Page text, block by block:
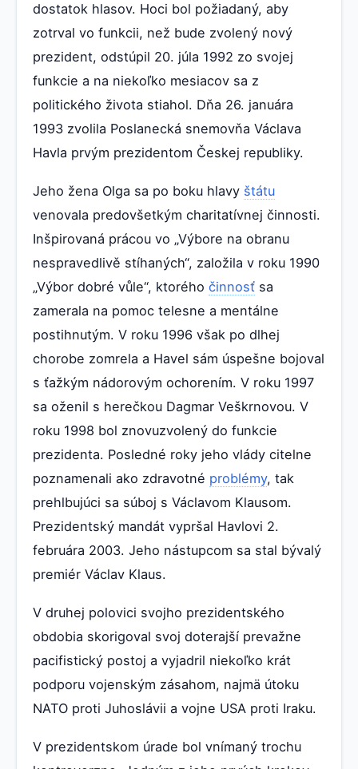
dostatok hlasov. Hoci bol požiadaný, aby
zotrval vo funkcii, než bude zvolený nový
prezident, odstúpil 20. júla 1992 zo svojej
funkcie a na niekoľko mesiacov sa z
politického života stiahol. Dňa 26. januára
1993 zvolila Poslanecká snemovňa Václava
Havla prvým prezidentom Českej republiky.
Jeho žena Olga sa po boku hlavy štátu
venovala predovšetkým charitatívnej činnosti.
Inšpirovaná prácou vo „Výbore na obranu
nespravedlivě stíhaných“, založila v roku 1990
„Výbor dobré vůle“, ktorého činnosť sa
zamerala na pomoc telesne a mentálne
postihnutým. V roku 1996 však po dlhej
chorobe zomrela a Havel sám úspešne bojoval
s ťažkým nádorovým ochorením. V roku 1997
sa oženil s herečkou Dagmar Veškrnovou. V
roku 1998 bol znovuzvolený do funkcie
prezidenta. Posledné roky jeho vlády citelne
poznamenali ako zdravotné problémy, tak
prehlbujúci sa súboj s Václavom Klausom.
Prezidentský mandát vypršal Havlovi 2.
februára 2003. Jeho nástupcom sa stal bývalý
premiér Václav Klaus.
V druhej polovici svojho prezidentského
obdobia skorigoval svoj doterajší prevažne
pacifistický postoj a vyjadril niekoľko krát
podporu vojenským zásahom, najmä útoku
NATO proti Juhoslávii a vojne USA proti Iraku.
V prezidentskom úrade bol vnímaný trochu